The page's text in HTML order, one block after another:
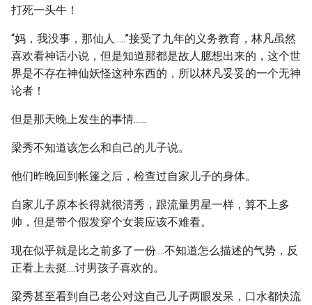
打死一头牛！
“妈，我没事，那仙人.....”接受了九年的义务教育，林凡虽然
喜欢看神话小说，但是知道那都是故人臆想出来的，这个世
界是不存在神仙妖怪这种东西的，所以林凡妥妥的一个无神
论者！
但是那天晚上发生的事情......
梁秀不知道该怎么和自己的儿子说。
他们昨晚回到帐篷之后，检查过自家儿子的身体。
自家儿子原本长得就很清秀，跟流量男星一样，算不上多
帅，但是带个假发穿个女装应该不难看。
现在似乎就是比之前多了一份....不知道怎么描述的气势，反
正看上去挺....讨男孩子喜欢的。
梁秀甚至看到自己老公对这自己儿子两眼发呆，口水都快流